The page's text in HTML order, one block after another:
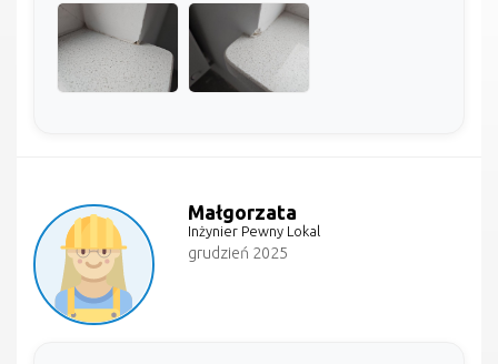
Małgorzata
Inżynier Pewny Lokal
grudzień 2025